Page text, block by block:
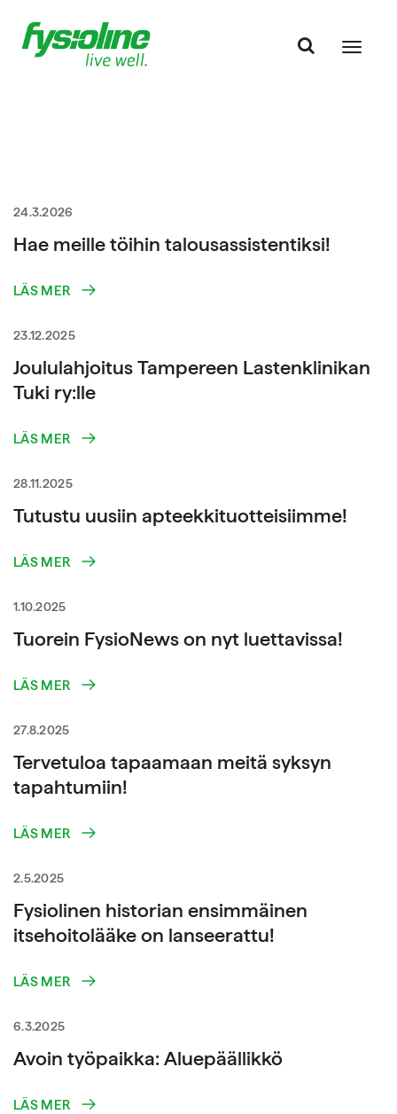
24.3.2026
Hae meille töihin talousassistentiksi!
LÄS MER
23.12.2025
Joululahjoitus Tampereen Lastenklinikan
Tuki ry:lle
LÄS MER
28.11.2025
Tutustu uusiin apteekkituotteisiimme!
LÄS MER
1.10.2025
Tuorein FysioNews on nyt luettavissa!
LÄS MER
27.8.2025
Tervetuloa tapaamaan meitä syksyn
tapahtumiin!
LÄS MER
2.5.2025
Fysiolinen historian ensimmäinen
itsehoitolääke on lanseerattu!
LÄS MER
6.3.2025
Avoin työpaikka: Aluepäällikkö
LÄS MER